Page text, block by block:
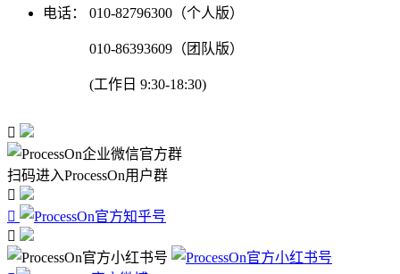
电话：
010-82796300（个人版）
010-86393609（团队版）
(工作日 9:30-18:30)

扫码进入ProcessOn用户群


